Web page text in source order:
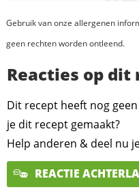
Gebruik van onze allergenen
geen rechten worden ontleend.
Reacties op dit
Dit recept heeft nog
je dit recept gemaakt?
Help anderen & deel nu
REACTIE